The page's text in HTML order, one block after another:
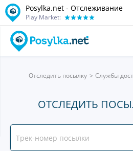
Posylka.net - Отслеживание
Play Market:
Отследить посылку Службы
ОТСЛЕДИТЬ